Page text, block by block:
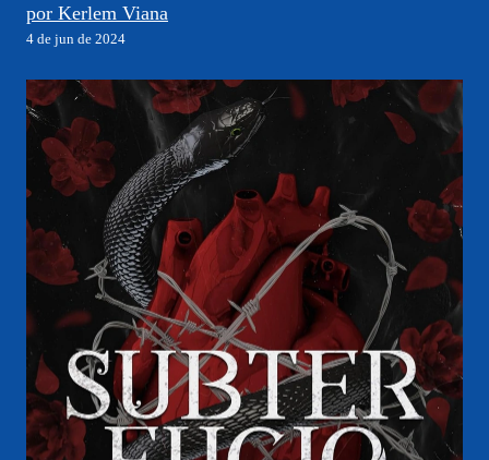
por Kerlem Viana
4 de jun de 2024